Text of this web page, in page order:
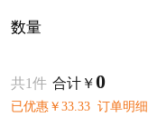
6210金鹰币（首
数量
共1件 合计￥0
已优惠￥33.33 订单明细